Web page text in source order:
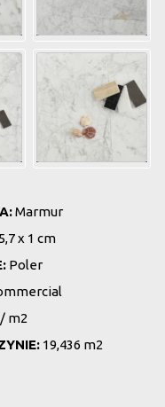
Marmur
x 1 cm
Poler
/ m2
19,436 m2